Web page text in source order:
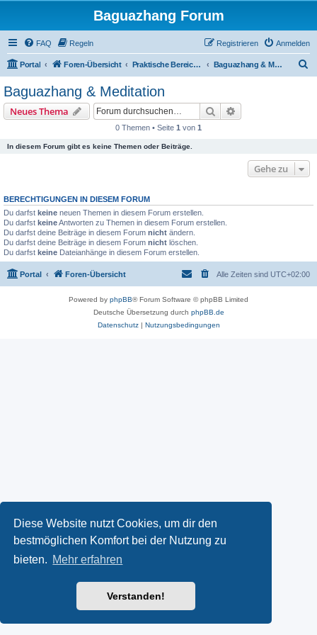
Diese Website nutzt Cookies, um dir den
bestmöglichen Komfort bei der Nutzung zu
bieten. Mehr erfahren
Verstanden!
Baguazhang Forum
FAQ Regeln Anmelden
Registrieren
Portal Foren-Übersicht Praktische Bereiche des Baguazhang Baguazhang & Meditation
Baguazhang & Meditation
Neues Thema Suche
0 Themen • Seite 1 von 1
In diesem Forum gibt es keine Themen oder Beiträge.
Gehe zu
BERECHTIGUNGEN IN DIESEM FORUM
Du darfst keine neuen Themen in diesem Forum erstellen.
Du darfst keineAntworten zu Themen in diesem Forum erstellen.
Du darfst deine Beiträge in diesem Forum nicht ändern.
Du darfst deine Beiträge in diesem Forum nicht löschen.
Du darfst keine Dateianhänge in diesem Forum erstellen.
Portal Foren-Übersicht Alle Zeiten sind UTC+02:00
Powered by phpBB® Forum Software © phpBB Limited
Deutsche Übersetzung durch phpBB.de
Datenschutz| Nutzungsbedingungen